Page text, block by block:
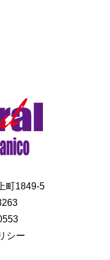
町1849-5
シー